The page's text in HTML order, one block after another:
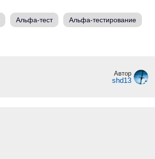
Альфа-тест Альфа-тестирование
Автор
shd13